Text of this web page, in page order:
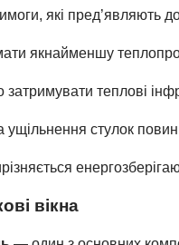
які пред’являють до
якнайменшу
теплові
стулок
вікна